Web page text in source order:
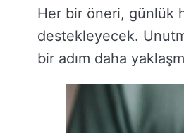
Her bir öneri, günlük
destekleyecek.
bir adım daha